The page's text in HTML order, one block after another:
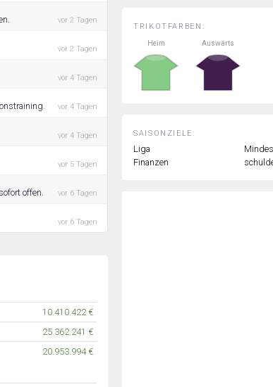
vor 2 Tagen
vor 2 Tagen
vor 4 Tagen
vor 4 Tagen
vor 4 Tagen
vor 5 Tagen
offen. vor 6 Tagen
vor 6 Tagen
10.410.422 €
25.362.241 €
20.953.994 €
TRIKOTFARBEN:
Heim
Auswärts
SAISONZIELE:
Liga
Finanzen